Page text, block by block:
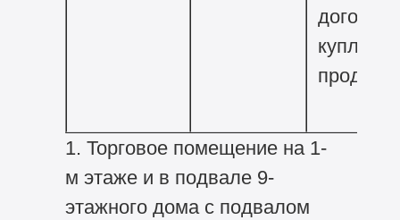
договора
купли-
1. Торговое помещение на 1-
м этаже и в подвале 9-
этажного дома с подвалом